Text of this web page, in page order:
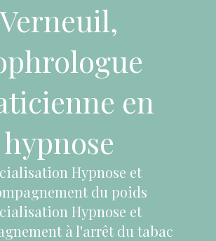
Verneuil,
en
hypnose
Hypnose et
du poids
Hypnose et
à l'arrêt du tabac